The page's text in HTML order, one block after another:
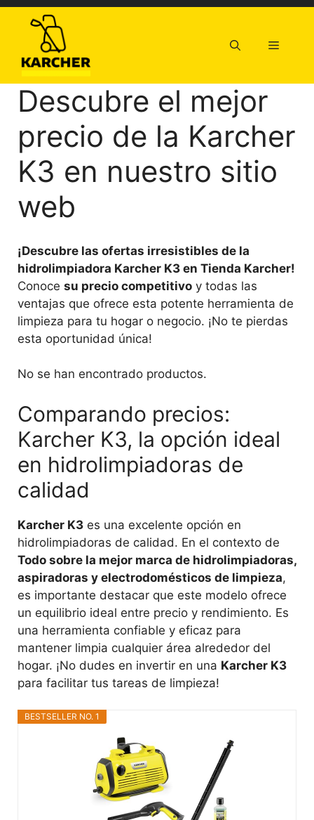
Saltar
contenido
Menú
Descubre el mejor
precio de la Karcher
K3 en nuestro sitio
web
¡Descubre las ofertas irresistibles de la
hidrolimpiadora Karcher K3 en Tienda Karcher!
Conoce su precio competitivo y todas las
ventajas que ofrece esta potente herramienta de
limpieza para tu hogar o negocio. ¡No te pierdas
esta oportunidad única!
No se han encontrado productos.
Comparando precios:
Karcher K3, la opción ideal
en hidrolimpiadoras de
calidad
Karcher K3 es una excelente opción en
hidrolimpiadoras de calidad. En el contexto de
Todo sobre la mejor marca de hidrolimpiadoras,
aspiradoras y electrodomésticos de limpieza,
es importante destacar que este modelo ofrece
un equilibrio ideal entre precio y rendimiento. Es
una herramienta confiable y eficaz para
mantener limpia cualquier área alrededor del
hogar. ¡No dudes en invertir en una Karcher K3
para facilitar tus tareas de limpieza!
BESTSELLER NO. 1